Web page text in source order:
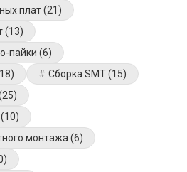
плат(21)
(13)
пайки (6)
Сборка SMT(15)
(10)
монтажа (6)